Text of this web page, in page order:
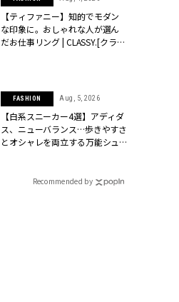
【ティファニー】知的でモダン
な印象に。おしゃれな人が選ん
だお仕事リング | CLASSY.[クラッ
FASHION Aug, 5, 2026
【白系スニーカー4選】アディダ
ス、ニューバランス…歩きやすさ
とオシャレを両立する万能シュ
Recommended by